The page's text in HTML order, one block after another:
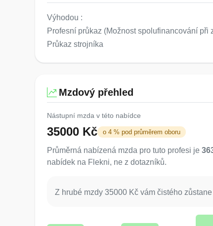
Výhodou :
Profesní průkaz (Možnost spolufinancování při
Průkaz strojníka
Mzdový přehled
Nástupní mzda v této nabídce
35000 Kč o 4 % pod průměrem oboru
Průměrná nabízená mzda pro tuto profesi je
nabídek na Flekni, ne z dotazníků.
Z hrubé mzdy 35000 Kč vám čistého